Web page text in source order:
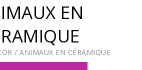
EN
/ ANIMAUX EN CÉRAMIQUE